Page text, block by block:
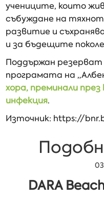
учениците, които
събуждане на
развитие и
и за бъдещите
Поддържан
програмата на
хора, преминали
инфекция.
Източник: https://
DARA